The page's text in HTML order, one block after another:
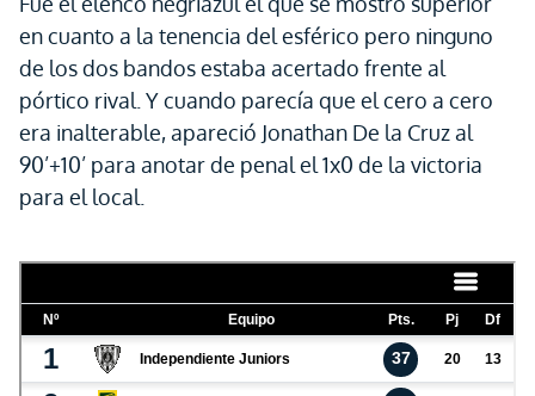
en cuanto a la tenencia del esférico pero ninguno
de los dos bandos estaba acertado frente al
pórtico rival. Y cuando parecía que el cero a cero
era inalterable, apareció Jonathan De la Cruz al
90’+10’ para anotar de penal el 1x0 de la victoria
para el local.